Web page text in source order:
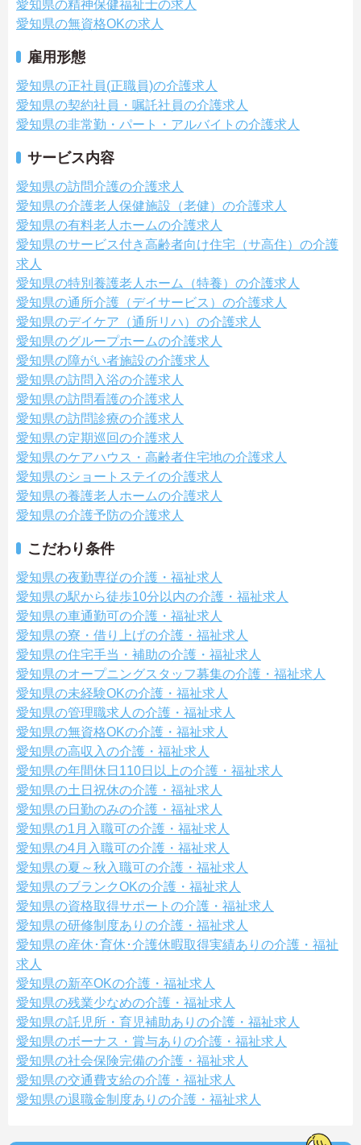
愛知県の精神保健福祉士の求人
愛知県の無資格OKの求人
雇用形態
愛知県の正社員(正職員)の介護求人
愛知県の契約社員・嘱託社員の介護求人
愛知県の非常勤・パート・アルバイトの介護求人
サービス内容
愛知県の訪問介護の介護求人
愛知県の介護老人保健施設（老健）の介護求人
愛知県の有料老人ホームの介護求人
愛知県のサービス付き高齢者向け住宅（サ高住）の介護
求人
愛知県の特別養護老人ホーム（特養）の介護求人
愛知県の通所介護（デイサービス）の介護求人
愛知県のデイケア（通所リハ）の介護求人
愛知県のグループホームの介護求人
愛知県の障がい者施設の介護求人
愛知県の訪問入浴の介護求人
愛知県の訪問看護の介護求人
愛知県の訪問診療の介護求人
愛知県の定期巡回の介護求人
愛知県のケアハウス・高齢者住宅地の介護求人
愛知県のショートステイの介護求人
愛知県の養護老人ホームの介護求人
愛知県の介護予防の介護求人
こだわり条件
愛知県の夜勤専従の介護・福祉求人
愛知県の駅から徒歩10分以内の介護・福祉求人
愛知県の車通勤可の介護・福祉求人
愛知県の寮・借り上げの介護・福祉求人
愛知県の住宅手当・補助の介護・福祉求人
愛知県のオープニングスタッフ募集の介護・福祉求人
愛知県の未経験OKの介護・福祉求人
愛知県の管理職求人の介護・福祉求人
愛知県の無資格OKの介護・福祉求人
愛知県の高収入の介護・福祉求人
愛知県の年間休日110日以上の介護・福祉求人
愛知県の土日祝休の介護・福祉求人
愛知県の日勤のみの介護・福祉求人
愛知県の1月入職可の介護・福祉求人
愛知県の4月入職可の介護・福祉求人
愛知県の夏～秋入職可の介護・福祉求人
愛知県のブランクOKの介護・福祉求人
愛知県の資格取得サポートの介護・福祉求人
愛知県の研修制度ありの介護・福祉求人
愛知県の産休･育休･介護休暇取得実績ありの介護・福祉
求人
愛知県の新卒OKの介護・福祉求人
愛知県の残業少なめの介護・福祉求人
愛知県の託児所・育児補助ありの介護・福祉求人
愛知県のボーナス・賞与ありの介護・福祉求人
愛知県の社会保険完備の介護・福祉求人
愛知県の交通費支給の介護・福祉求人
愛知県の退職金制度ありの介護・福祉求人